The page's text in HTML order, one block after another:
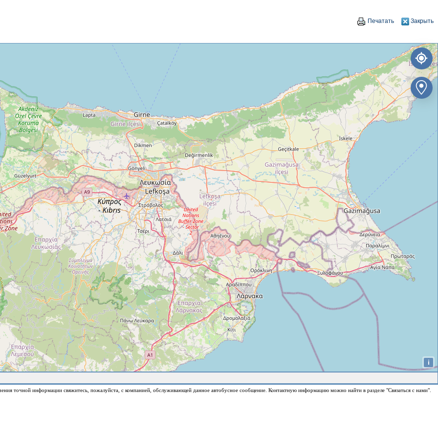
Печатать Закрыть
i
точной информации свяжитесь, пожалуйста, с компанией, обслуживающей данное автобусное сообщение. Контактную информацию можно найти в разделе "Связаться с нами".